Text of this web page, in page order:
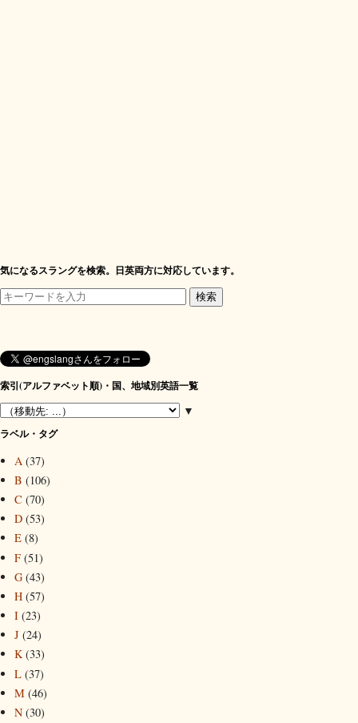
気になるスラングを検索。日英両方に対応しています。
索引(アルファベット順)・国、地域別英語一覧
▼
ラベル・タグ
A (37)
B (106)
C (70)
D (53)
E (8)
F (51)
G (43)
H (57)
I (23)
J (24)
K (33)
L (37)
M (46)
N (30)